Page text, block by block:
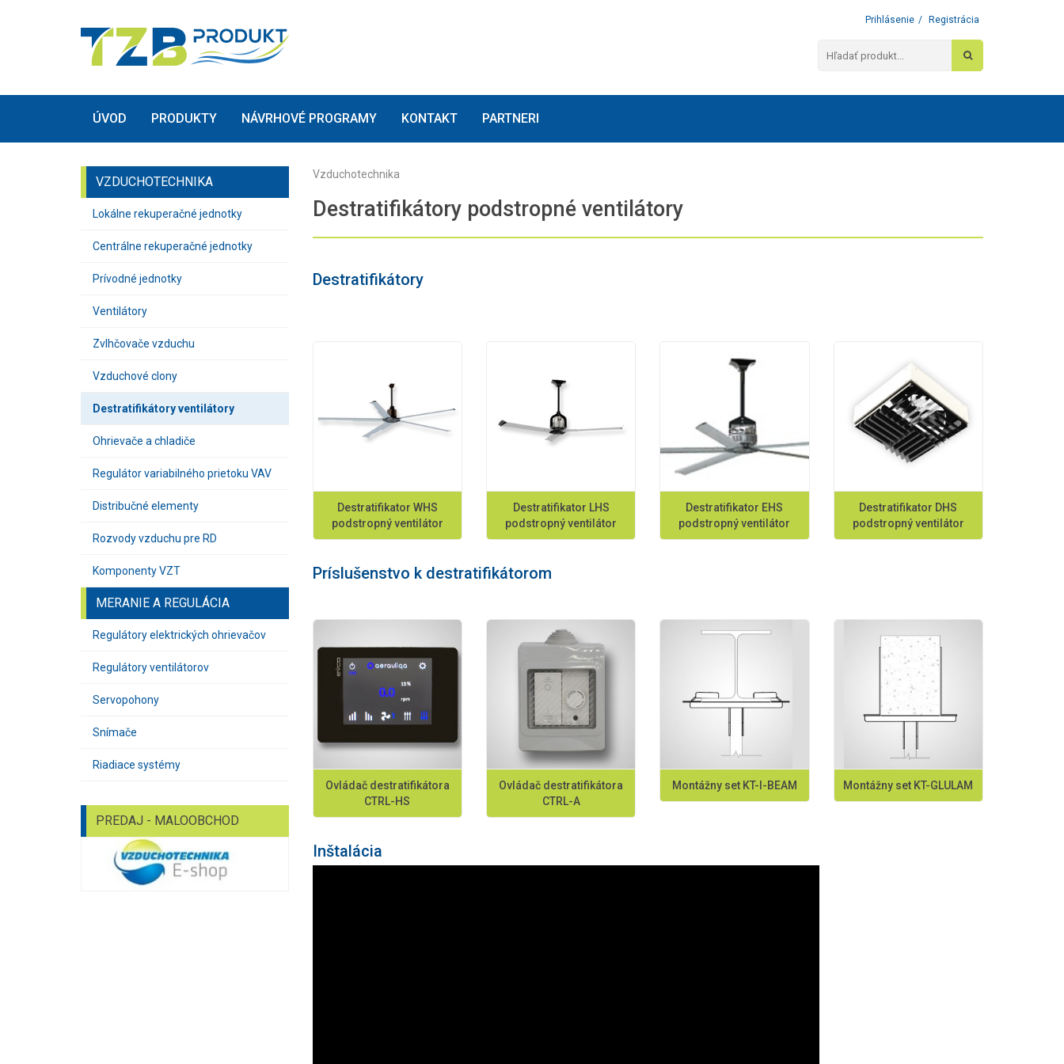
Prihlásenie / Registrácia
ÚVOD PRODUKTY NÁVRHOVÉ PROGRAMY KONTAKT PARTNERI
VZDUCHOTECHNIKA
Lokálne rekuperačné jednotky
Centrálne rekuperačné jednotky
Prívodné jednotky
Ventilátory
Zvlhčovače vzduchu
Vzduchové clony
Destratifikátory ventilátory
Ohrievače a chladiče
Regulátor variabilného prietoku VAV
Distribučné elementy
Rozvody vzduchu pre RD
Komponenty VZT
MERANIE A REGULÁCIA
Regulátory elektrických ohrievačov
Regulátory ventilátorov
Servopohony
Snímače
Riadiace systémy
PREDAJ - MALOOBCHOD
Vzduchotechnika
Destratifikátory podstropné ventilátory
Destratifikátory
Destratifikator WHS
podstropný ventilátor
Destratifikator LHS
podstropný ventilátor
Destratifikator EHS
podstropný ventilátor
Destratifikator DHS
podstropný ventilátor
Príslušenstvo k destratifikátorom
Ovládač destratifikátora
CTRL-HS
Ovládač destratifikátora
CTRL-A
Montážny set KT-I-BEAM Montážny set KT-GLULAM
Inštalácia